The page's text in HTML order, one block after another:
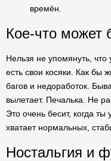
времён.
Кое-что может
Нельзя не упомянуть,
есть свои косяки. Как бы
багов и недоработок.
вылетает. Печалька. Не
Это очень бесит, когда
хватает нормальных,
Ностальгия и